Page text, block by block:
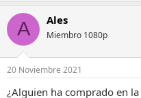
A Ales
Miembro 1080p
20 Noviembre 2021
¿Alguien ha comprado en la